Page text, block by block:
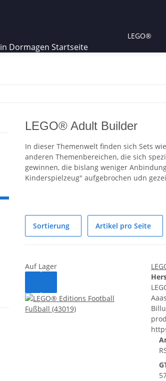
LEGO®
LEGO® Adult Builder
In dieser Themenwelt finden sich Sets
anderen Themenbereichen, die sich
gewinnen, die bislang weniger
Kinderspielzeug" aufgebrochen udn
Sortierung Artikel pro Seite
Auf Lager